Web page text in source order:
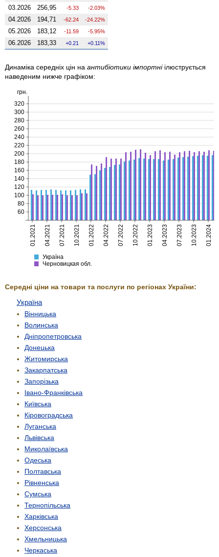
03.2026 256,95 -5.33 -2.03%
04.2026 194,71 -62.24 -24.22%
05.2026 183,12 -11.59 -5.95%
06.2026 183,33 0.21 0.11%
Динаміка середніх цін на антибіотики імпортніілюструється
наведеним нижче графіком:
Україна
Черновицкая
01.2021 04.2021 07.2021 10.2021 01.2022 04.2022 07.2022 10.2022 01.2023 04.2023 07.2023 10.2023 01.2024
60
80
100
120
140
160
180
200
220
240
260
280
300
320
грн.
Україна
Черновицкая обл.
Середні ціни на товари та послуги по регіонах України:
Україна
Вінницька
Волинська
Дніпропетровська
Донецька
Житомирська
Закарпатська
Запорізька
Івано-Франківська
Київська
Кіровоградська
Луганська
Львівська
Миколаївська
Одеська
Полтавська
Рівненська
Сумська
Тернопільська
Харківська
Херсонська
Хмельницька
Черкаська